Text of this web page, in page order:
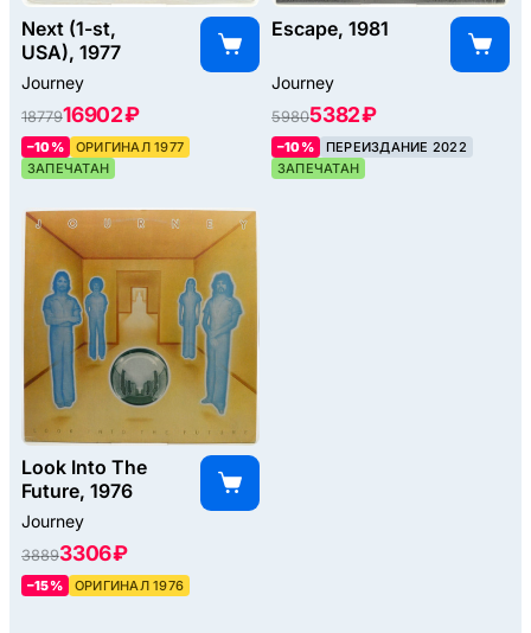
Next (1-st,
USA), 1977
Journey
1877916902 ₽
–10%
ОРИГИНАЛ 1977
ЗАПЕЧАТАН
Escape, 1981
Journey
59805382 ₽
–10%
ПЕРЕИЗДАНИЕ 2022
ЗАПЕЧАТАН
Look Into The
Future, 1976
Journey
38893306 ₽
–15% ОРИГИНАЛ 1976